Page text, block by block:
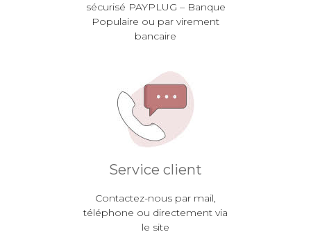
sécurisé PAYPLUG – Banque
Populaire ou par virement
bancaire
Service client
Contactez-nous par mail,
téléphone ou directement via
le site